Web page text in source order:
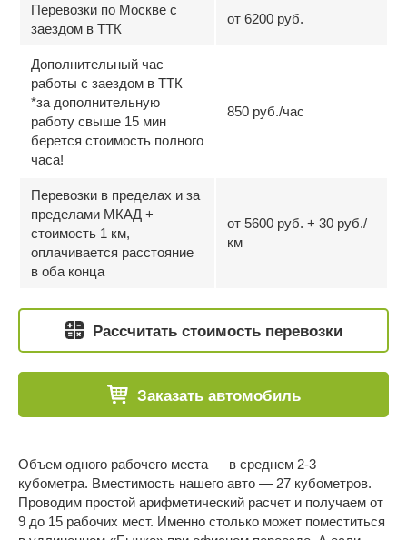
Перевозки по Москве с
заездом в ТТК
от 6200 руб.
Дополнительный час
работы с заездом в ТТК
*за дополнительную
работу свыше 15 мин
берется стоимость полного
часа!
850 руб./час
Перевозки в пределах и за
пределами МКАД +
стоимость 1 км,
оплачивается расстояние
в оба конца
от 5600 руб. + 30 руб./
км
Рассчитать стоимость перевозки
Заказать автомобиль
Объем одного рабочего места — в среднем 2-3
кубометра. Вместимость нашего авто — 27 кубометров.
Проводим простой арифметический расчет и получаем от
9 до 15 рабочих мест. Именно столько может поместиться